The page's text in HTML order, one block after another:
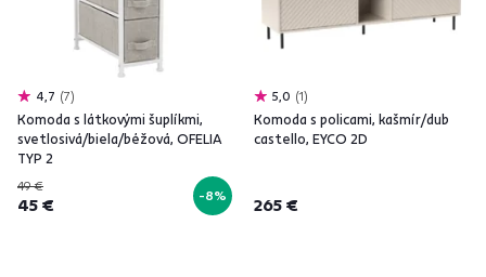
4,7 7
Komoda s látkovými šuplíkmi,
svetlosivá/biela/béžová, OFELIA
TYP 2
49 €
45 € -8%
5,0 1
Komoda s policami, kašmír/dub
castello, EYCO 2D
265 €